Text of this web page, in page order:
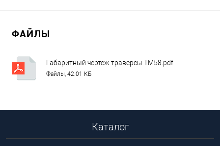
ФАЙЛЫ
Габаритный чертеж траверсы ТМ58.pdf
Файлы, 42.01 КБ
Каталог